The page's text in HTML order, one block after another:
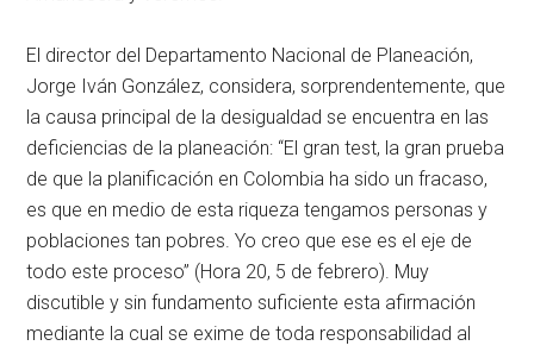
El director del Departamento Nacional de Planeación,
Jorge Iván González, considera, sorprendentemente, que
la causa principal de la desigualdad se encuentra en las
deficiencias de la planeación: “El gran test, la gran prueba
de que la planificación en Colombia ha sido un fracaso,
es que en medio de esta riqueza tengamos personas y
poblaciones tan pobres. Yo creo que ese es el eje de
todo este proceso” (Hora 20, 5 de febrero). Muy
discutible y sin fundamento suficiente esta afirmación
mediante la cual se exime de toda responsabilidad al